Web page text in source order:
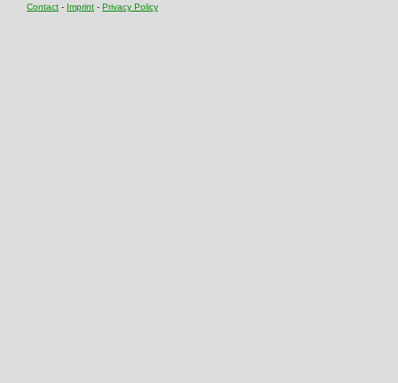
Contact - Imprint - Privacy Policy